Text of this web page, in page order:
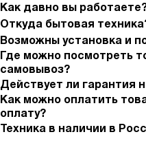
Как давно вы
Откуда бытовая
Возможны установка и
Где можно посмотреть
самовывоз?
Действует ли гарантия
Как можно оплатить
оплату?
Техника в наличии в